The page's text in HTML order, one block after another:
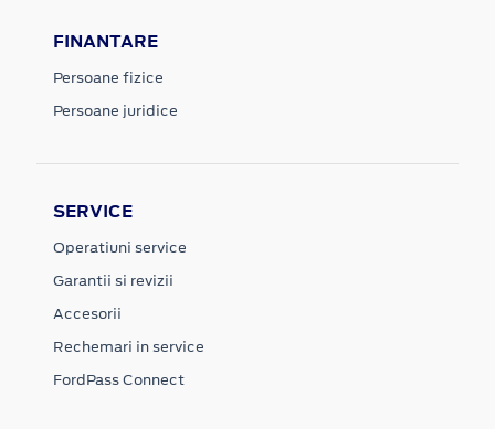
FINANTARE
Persoane fizice
Persoane juridice
SERVICE
Operatiuni service
Garantii si revizii
Accesorii
Rechemari in service
FordPass Connect